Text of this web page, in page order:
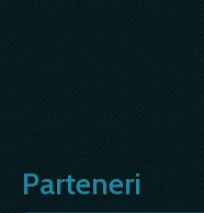
Parteneri